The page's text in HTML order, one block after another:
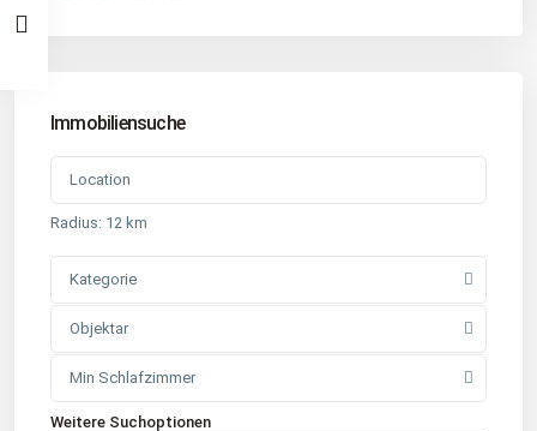
Immobiliensuche
Radius: 12 km
Kategorie
Objektar
Min Schlafzimmer
Weitere Suchoptionen
Kontakt